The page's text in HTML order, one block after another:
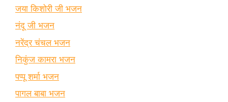
जया किशोरी जी भजन
नंदू जी भजन
नरेंद्र चंचल भजन
निकुंज कामरा भजन
पप्पू शर्मा भजन
पागल बाबा भजन